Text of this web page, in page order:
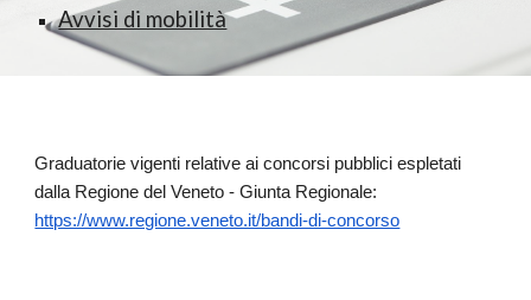
Avvisi di mobilità
Graduatorie vigenti relative ai concorsi pubblici espletati
dalla Regione del Veneto - Giunta Regionale:
https://www.regione.veneto.it/bandi-di-concorso